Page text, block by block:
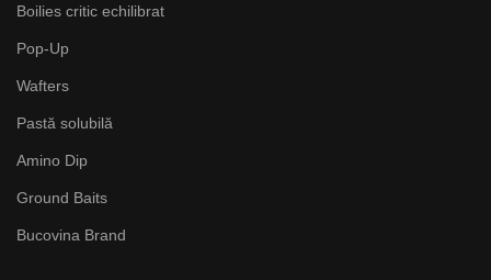
Boilies critic echilibrat
Pop-Up
Wafters
Pastă solubilă
Amino Dip
Ground Baits
Bucovina Brand